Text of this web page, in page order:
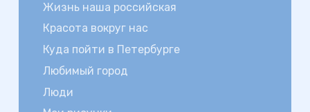
Жизнь наша российская
Красота вокруг нас
Куда пойти в Петербурге
Любимый город
Люди